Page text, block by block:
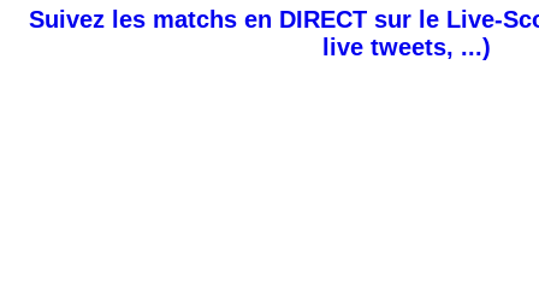
Suivez les matchs en DIRECT sur le Live-
live tweets, ...)